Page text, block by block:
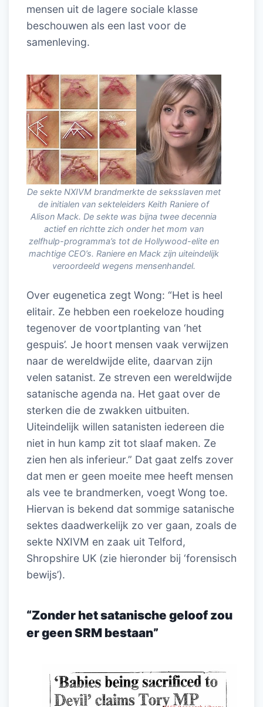
mensen uit de lagere sociale klasse
beschouwen als een last voor de
samenleving.
De sekte NXIVM brandmerkte de seksslaven met
de initialen van sekteleiders Keith Raniere of
Alison Mack. De sekte was bijna twee decennia
actief en richtte zich onder het mom van
zelfhulp-programma’s tot de Hollywood-elite en
machtige CEO’s. Raniere en Mack zijn uiteindelijk
veroordeeld wegens mensenhandel.
Over eugenetica zegt Wong: “Het is heel
elitair. Ze hebben een roekeloze houding
tegenover de voortplanting van ‘het
gespuis’. Je hoort mensen vaak verwijzen
naar de wereldwijde elite, daarvan zijn
velen satanist. Ze streven een wereldwijde
satanische agenda na. Het gaat over de
sterken die de zwakken uitbuiten.
Uiteindelijk willen satanisten iedereen die
niet in hun kamp zit tot slaaf maken. Ze
zien hen als inferieur.” Dat gaat zelfs zover
dat men er geen moeite mee heeft mensen
als vee te brandmerken, voegt Wong toe.
Hiervan is bekend dat sommige satanische
sektes daadwerkelijk zo ver gaan, zoals de
sekte NXIVM en zaak uit Telford,
Shropshire UK (zie hieronder bij ‘forensisch
bewijs’).
“Zonder het satanische geloof zou
er geen SRM bestaan”